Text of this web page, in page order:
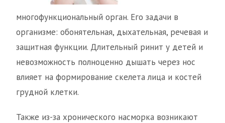
многофункциональный орган. Его задачи в
организме: обонятельная, дыхательная, речевая и
защитная функции. Длительный ринит у детей и
невозможность полноценно дышать через нос
влияет на формирование скелета лица и костей
грудной клетки.
Также из-за хронического насморка возникают